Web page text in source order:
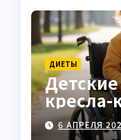
ДИЕТЫ
кресла-
ручным
6 АПРЕЛЯ